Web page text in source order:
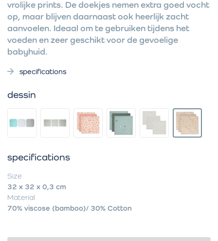
vrolijke prints. De doekjes nemen extra goed vocht
op, maar blijven daarnaast ook heerlijk zacht
aanvoelen. Ideaal om te gebruiken tijdens het
voeden en zeer geschikt voor de gevoelige
babyhuid.
specifications
dessin
specifications
Size
32 x 32 x 0,3 cm
Material
70% viscose (bamboo)/ 30% Cotton